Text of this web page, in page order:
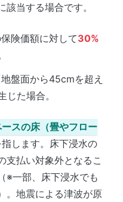
当する場合です。
険価額に対して30%
盤面から45cmを超え
じた場合。
スの床（畳やフロー
指します。床下浸水の
支払い対象外となるこ
※一部、床下浸水でも
。地震による津波が原